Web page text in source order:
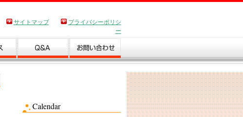
サイトマップ
プライバシーポリシ
ー
Calendar